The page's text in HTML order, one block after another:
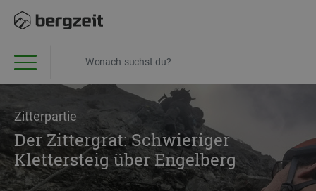
Zitterpartie
Der Zittergrat: Schwieriger
Klettersteig über Engelberg